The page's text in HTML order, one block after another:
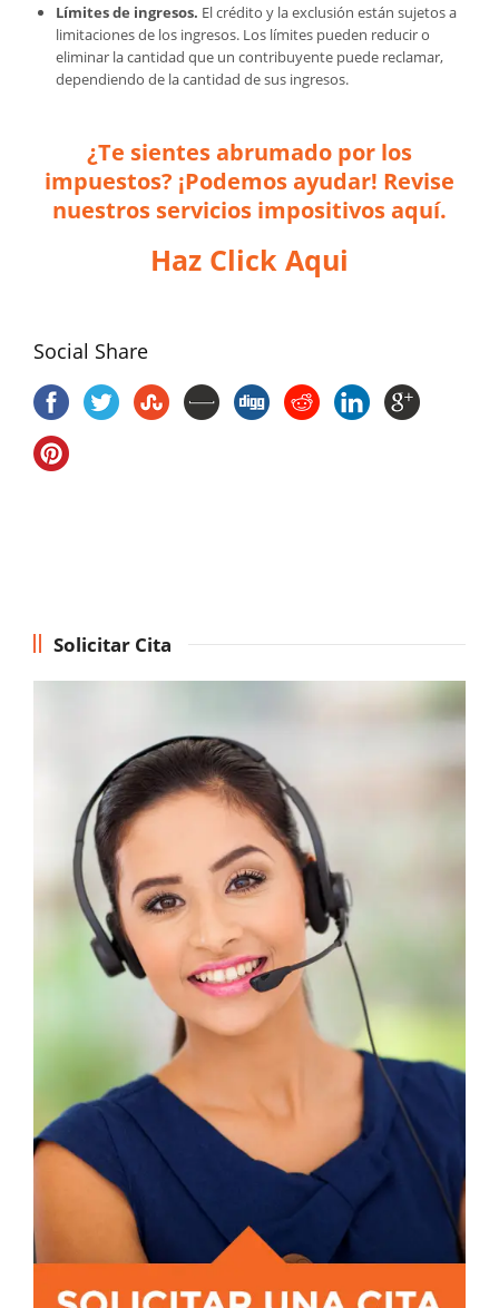
Límites de ingresos. El crédito y la exclusión están sujetos a
limitaciones de los ingresos. Los límites pueden reducir o
eliminar la cantidad que un contribuyente puede reclamar,
dependiendo de la cantidad de sus ingresos.
¿Te sientes abrumado por los
impuestos? ¡Podemos ayudar! Revise
nuestros servicios impositivos aquí.
Haz Click Aqui
Social Share
Solicitar Cita